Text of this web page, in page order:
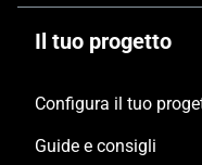
Il tuo progetto
Configura il tuo
Guide e consigli